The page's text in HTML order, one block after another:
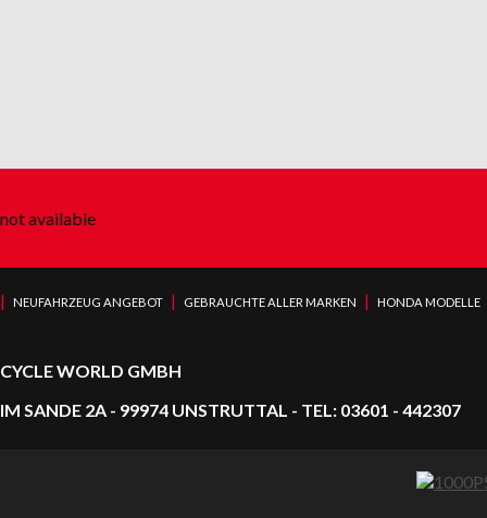
not available
| NEUFAHRZEUG ANGEBOT | GEBRAUCHTE ALLER MARKEN | HONDA MODELLE
CYCLE WORLD GMBH
IM SANDE 2A - 99974 UNSTRUTTAL - TEL: 03601 - 442307